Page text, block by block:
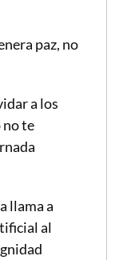
paz, no
a los
no te
llama a
al